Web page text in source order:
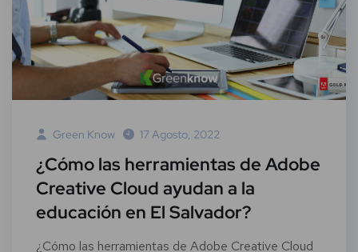
Green Know 17 Agosto, 2022
¿Cómo las herramientas de Adobe
Creative Cloud ayudan a la
educación en El Salvador?
¿Cómo las herramientas de Adobe Creative Cloud